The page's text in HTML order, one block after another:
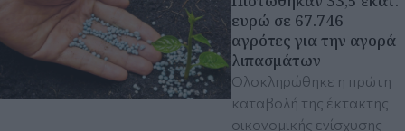
ευρώ σε 67.746
αγρότες για την αγορά
λιπασμάτων
Ολοκληρώθηκε η πρώτη
καταβολή της έκτακτης
οικονομικής ενίσχυσης